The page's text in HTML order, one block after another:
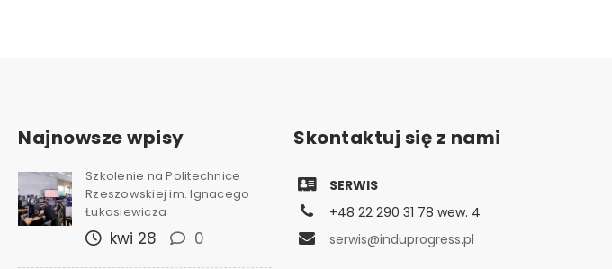
Najnowsze wpisy
Szkolenie na Politechnice
Rzeszowskiej im. Ignacego
Łukasiewicza
kwi 28 0
Skontaktuj się z nami
SERWIS
+48 22 290 31 78 wew. 4
serwis@induprogress.pl